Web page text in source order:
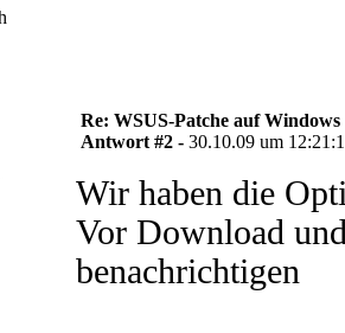
Re: WSUS-Patche auf
Antwort #2 - 30.10.09 um
Wir haben die
Vor Download
benachrichtigen